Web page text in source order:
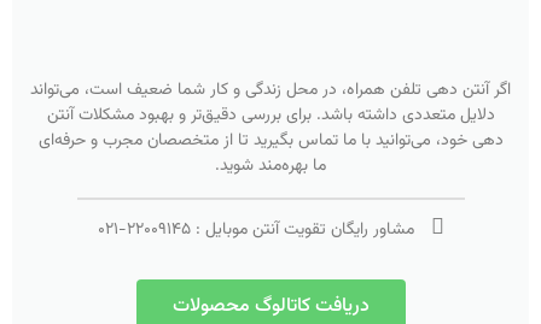
اگر آنتن دهی تلفن همراه، در محل زندگی و کار شما ضعیف است، می‌تواند
دلایل متعددی داشته باشد. برای بررسی دقیق‌تر و بهبود مشکلات آنتن
دهی خود، می‌توانید با ما تماس بگیرید تا از متخصصان مجرب و حرفه‌ای
ما بهره‌مند شوید.
مشاور رایگان تقویت آنتن موبایل :۲۲۰۰۹۱۴۵-۰۲۱
دریافت کاتالوگ محصولات